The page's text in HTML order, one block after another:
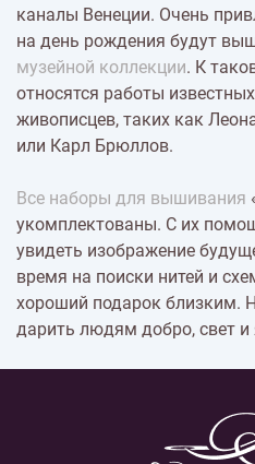
каналы Венеции. Очень
на день рождения будут
музейной коллекции. К
относятся работы
живописцев, таких как
или Карл Брюллов.
Все наборы для вышивания
укомплектованы. С их
увидеть изображение
время на поиски нитей и
хороший подарок близким.
дарить людям добро, свет и